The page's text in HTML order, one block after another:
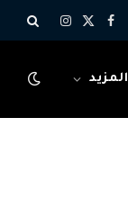
فيسبوك
X
الانستغرام
المزيد